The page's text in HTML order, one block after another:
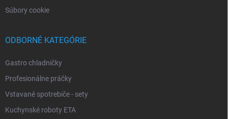
Súbory cookie
ODBORNÉ KATEGÓRIE
Gastro chladničky
Profesionálne práčky
Vstavané spotrebiče - sety
Kuchynské roboty ETA